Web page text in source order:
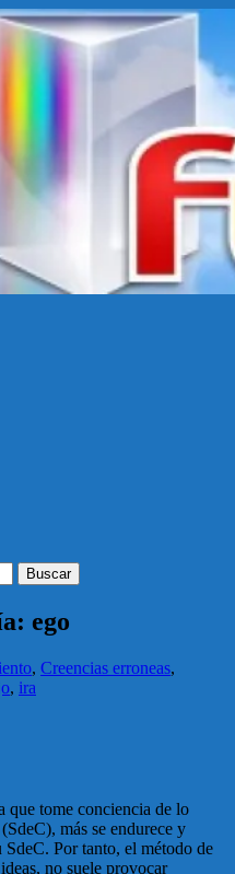
ego
, Creencias erroneas,
, ira
que tome conciencia de lo
más se endurece y
SdeC. Por tanto, el método de
no suele provocar